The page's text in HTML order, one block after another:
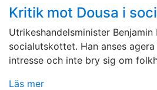
Kritik mot Dousa i
Utrikeshandelsminister
socialutskottet. Han anses
intresse och inte bry sig om
Läs mer